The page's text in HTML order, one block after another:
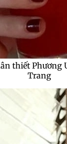
thiết Phương
Trang